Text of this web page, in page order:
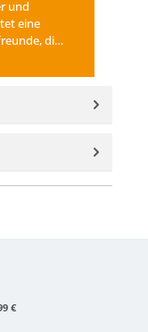
und
eine
di…
€